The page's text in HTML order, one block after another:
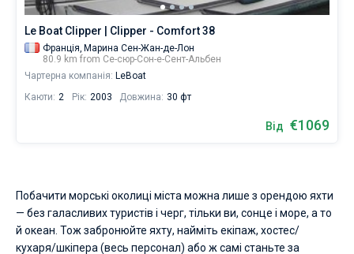
Le Boat Clipper | Clipper - Comfort 38
Франція, Марина Сен-Жан-де-Лон
80.9 km from Се-сюр-Сон-е-Сент-Альбен
Чартерна компанія: LeBoat
Каюти: 2 Рік: 2003 Довжина: 30 фт
Від €1069
Побачити морські околиці міста можна лише з орендою яхти
— без галасливих туристів і черг, тільки ви, сонце і море, а то
й океан. Тож забронюйте яхту, найміть екіпаж, хостес/
кухаря/шкіпера (весь персонал) або ж самі станьте за